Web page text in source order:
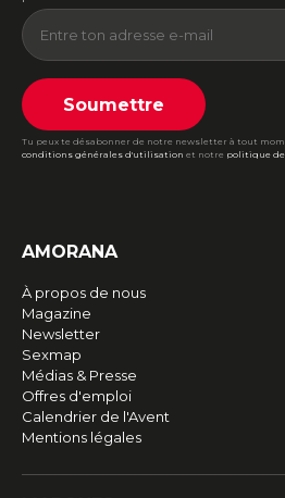
Soumettre
Tu peux te désabonner de notre newsletter à tout
conditions générales d'utilisation et notre politique
AMORANA
À propos de nous
Magazine
Newsletter
Sexmap
Médias & Presse
Offres d'emploi
Calendrier de l'Avent
Mentions légales